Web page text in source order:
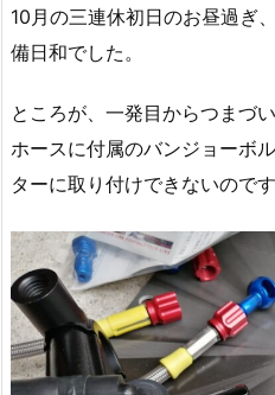
10月の三連休初日のお昼過ぎ
備日和でした。
ところが、一発目からつまづ
ホースに付属のバンジョーボ
ターに取り付けできないのです